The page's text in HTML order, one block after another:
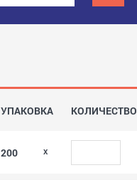
УПАКОВКА КОЛИЧЕСТВО
200